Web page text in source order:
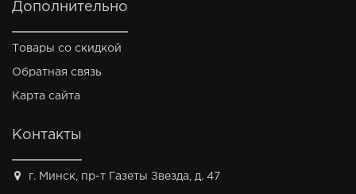
Дополнительно
Товары со скидкой
Обратная связь
Карта сайта
Контакты
г. Минск, пр-т Газеты Звезда, д. 47